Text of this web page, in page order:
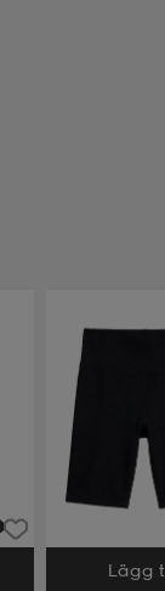
Välj storlek
Lägg